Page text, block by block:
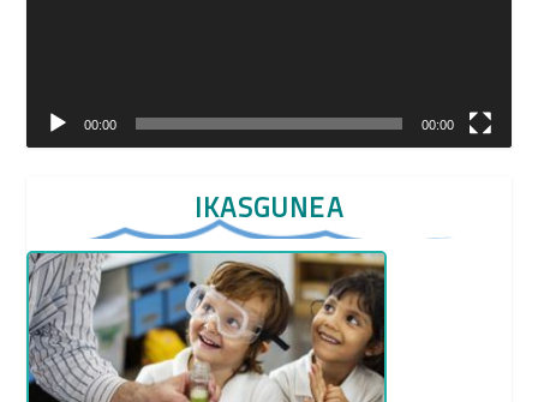
00:00 00:00
IKASGUNEA